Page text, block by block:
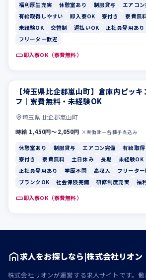
福利厚生充実
休憩室あり 制服貸与
エアコ
有給取得しやすい
即入寮OK 寮付き 寮費無
未経験OK
交替制 週払いOK 正社員登用あり
フリーター歓迎
即入寮OK（寮費無料）
休憩室あり 制服貸与
【埼玉県比企郡嵐山町】倉庫内ピッ
フ｜寮費無料・未経験OK
埼玉県 比企郡嵐山町
時給 1,450円〜2,050円 ×実働8h＋各種手当込み
休憩室あり 制服貸与 エアコン完備 有給取
寮付き
寮費無料 土日休み 長期 未経験OK
正社員登用あり
学歴不問 高収入 フリーター
ブランクOK
社会保険完備 研修制度充実 福
即入寮OK（寮費無料）
求人をお探しなら|株式会社リオン
株式会社リオンが運営する求人サイトです。